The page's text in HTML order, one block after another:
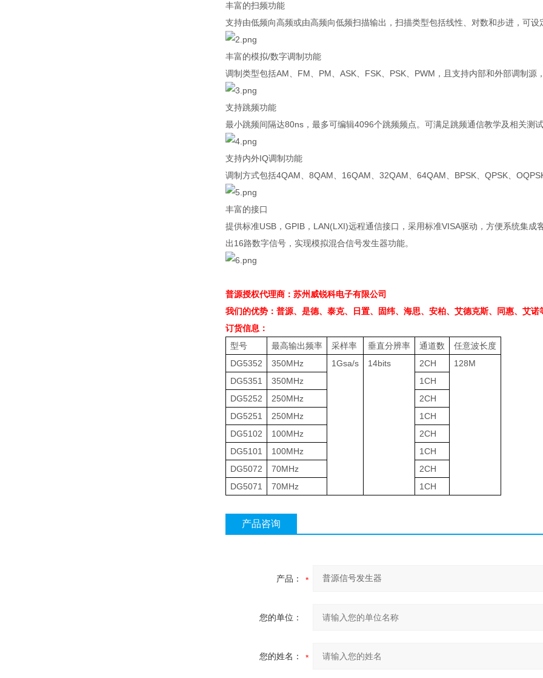
丰富的扫频功能
支持由低频向高频或由高频向低频扫描输出，扫描类型包括线性、对数和步进，可设
丰富的模拟/数字调制功能
调制类型包括AM FM PM ASK FSK PSK PWM ，且支持内部和外部调制源
支持跳频功能
最小跳频间隔达80ns ，最多可编辑4096个跳频频点。可满足跳频通信教学及相关测
支持内外IQ调制功能
调制方式包括4QAM 8QAM 16QAM 32QAM 64QAM BPSK QPSK
丰富的接口
提供标准USB ， GPIB ， LAN(LXI)远程通信接口，采用标准VISA驱动，方便系统集成
出16路数字信号，实现模拟混合信号发生器功能。
普源授权代理商：苏州威锐科电子有限公司
我们的优势：普源、是德、泰克、日置、固纬、海思、安柏、艾德克斯、同惠、艾诺
订货信息：
型号
最高输出频率 采样率 垂直分辨率 通道数
任意波长度
DG5352
350MHz 1Gsa/s 14bits 2CH
128M
DG5351
350MHz
1CH
DG5252
250MHz
2CH
DG5251
250MHz
1CH
DG5102
100MHz
2CH
DG5101
100MHz
1CH
DG5072
70MHz
2CH
DG5071
70MHz 1CH
产品咨询
产品：
您的单位：
您的姓名：